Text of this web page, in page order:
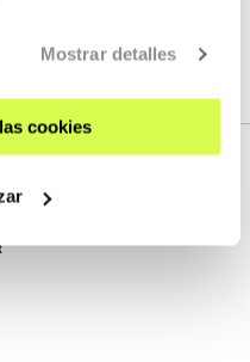
Mostrar detalles
cookies